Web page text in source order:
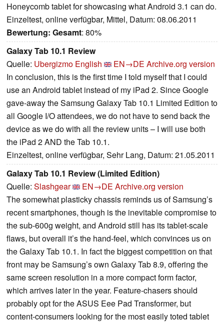
Honeycomb tablet for showcasing what Android 3.1 can do.
Einzeltest, online verfügbar, Mittel, Datum: 08.06.2011
Bewertung: Gesamt: 80%
Galaxy Tab 10.1 Review
Quelle: Ubergizmo English EN→DE Archive.org version
In conclusion, this is the first time I told myself that I could
use an Android tablet instead of my iPad 2. Since Google
gave-away the Samsung Galaxy Tab 10.1 Limited Edition to
all Google I/O attendees, we do not have to send back the
device as we do with all the review units – I will use both
the iPad 2 AND the Tab 10.1.
Einzeltest, online verfügbar, Sehr Lang, Datum: 21.05.2011
Galaxy Tab 10.1 Review (Limited Edition)
Quelle: Slashgear EN→DE Archive.org version
The somewhat plasticky chassis reminds us of Samsung’s
recent smartphones, though is the inevitable compromise to
the sub-600g weight, and Android still has its tablet-scale
flaws, but overall it’s the hand-feel, which convinces us on
the Galaxy Tab 10.1. In fact the biggest competition on that
front may be Samsung’s own Galaxy Tab 8.9, offering the
same screen resolution in a more compact form factor,
which arrives later in the year. Feature-chasers should
probably opt for the ASUS Eee Pad Transformer, but
content-consumers looking for the most easily toted tablet